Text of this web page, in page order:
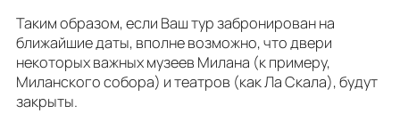
Таким образом, если Ваш тур забронирован на
ближайшие даты, вполне возможно, что двери
некоторых важных музеев Милана (к примеру,
Миланского собора) и театров (как Ла Скала), будут
закрыты.